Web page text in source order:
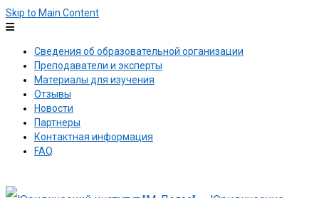
Skip to Main Content
Сведения об образовательной организации
Преподаватели и эксперты
Материалы для изучения
Отзывы
Новости
Партнеры
Контактная информация
FAQ